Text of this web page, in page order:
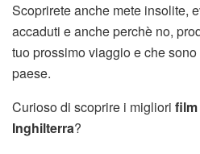
Scoprirete anche mete insolite,
accaduti e anche perchè no,
tuo prossimo viaggio e che
paese.
Curioso di scoprire i migliori film
Inghilterra?